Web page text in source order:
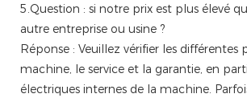
5.Question : si notre prix est plus élevé
autre entreprise ou usine ?
Réponse : Veuillez vérifier les différentes
machine, le service et la garantie, en
électriques internes de la machine.